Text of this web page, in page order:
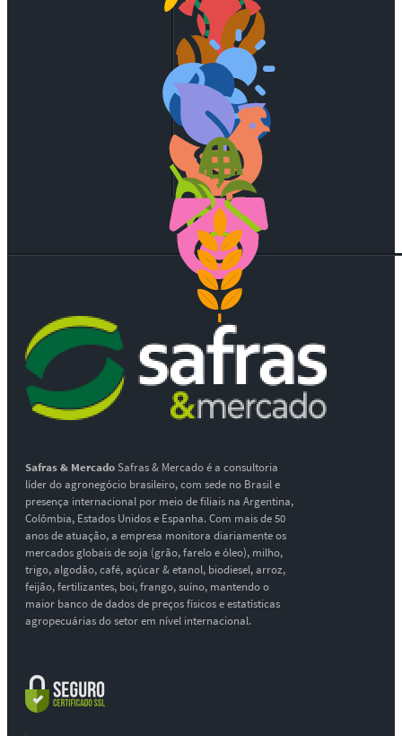
Safras & MercadoSafras & Mercado é a consultoria
líder do agronegócio brasileiro, com sede no Brasil e
presença internacional por meio de filiais na Argentina,
Colômbia, Estados Unidos e Espanha. Com mais de 50
anos de atuação, a empresa monitora diariamente os
mercados globais de soja (grão, farelo e óleo), milho,
trigo, algodão, café, açúcar & etanol, biodiesel, arroz,
feijão, fertilizantes, boi, frango, suíno, mantendo o
maior banco de dados de preços físicos e estatísticas
agropecuárias do setor em nível internacional.